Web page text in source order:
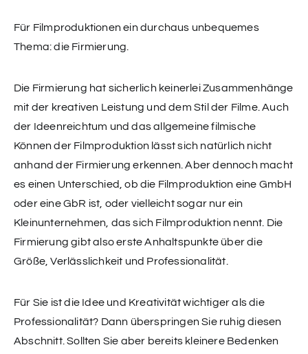
Für Filmproduktionen ein durchaus unbequemes
Thema: die Firmierung.
Die Firmierung hat sicherlich keinerlei Zusammenhänge
mit der kreativen Leistung und dem Stil der Filme. Auch
der Ideenreichtum und das allgemeine filmische
Können der Filmproduktion lässt sich natürlich nicht
anhand der Firmierung erkennen. Aber dennoch macht
es einen Unterschied, ob die Filmproduktion eine GmbH
oder eine GbR ist, oder vielleicht sogar nur ein
Kleinunternehmen, das sich Filmproduktion nennt. Die
Firmierung gibt also erste Anhaltspunkte über die
Größe, Verlässlichkeit und Professionalität.
Für Sie ist die Idee und Kreativität wichtiger als die
Professionalität? Dann überspringen Sie ruhig diesen
Abschnitt. Sollten Sie aber bereits kleinere Bedenken